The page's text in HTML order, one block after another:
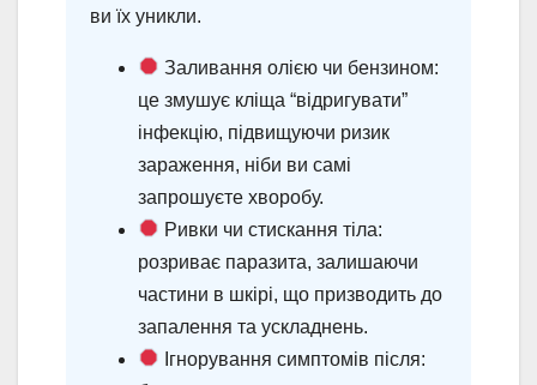
ви їх уникли.
Заливання олією чи бензином:
це змушує кліща “відригувати”
інфекцію, підвищуючи ризик
зараження, ніби ви самі
запрошуєте хворобу.
Ривки чи стискання тіла:
розриває паразита, залишаючи
частини в шкірі, що призводить до
запалення та ускладнень.
Ігнорування симптомів після: